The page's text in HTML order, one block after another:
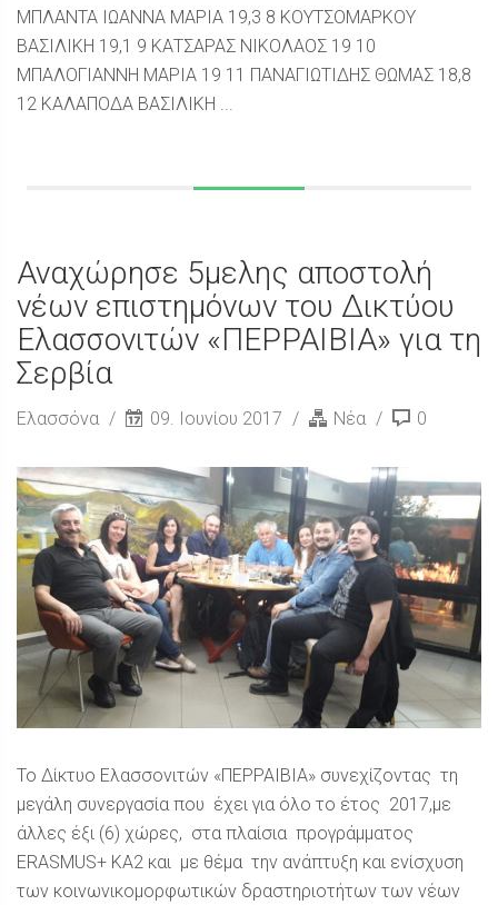
ΜΠΛΑΝΤΑ ΙΩΑΝΝΑ ΜΑΡΙΑ 19,3 8 ΚΟΥΤΣΟΜΑΡΚΟΥ
ΒΑΣΙΛΙΚΗ 19,1 9 ΚΑΤΣΑΡΑΣ ΝΙΚΟΛΑΟΣ 19 10
ΜΠΑΛΟΓΙΑΝΝΗ ΜΑΡΙΑ 19 11 ΠΑΝΑΓΙΩΤΙΔΗΣ ΘΩΜΑΣ 18,8
12 ΚΑΛΑΠΟΔΑ ΒΑΣΙΛΙΚΗ ...
Αναχώρησε 5μελης αποστολή
νέων επιστημόνων του Δικτύου
Ελασσονιτών «ΠΕΡΡΑΙΒΙΑ» για τη
Σερβία
Ελασσόνα 09. Ιουνίου 2017 Νέα 0
Το Δίκτυο Ελασσονιτών «ΠΕΡΡΑΙΒΙΑ» συνεχίζοντας τη
μεγάλη συνεργασία που έχει για όλο το έτος 2017,με
άλλες έξι (6) χώρες, στα πλαίσια προγράμματος
ERASMUS+ ΚΑ2 και με θέμα την ανάπτυξη και ενίσχυση
των κοινωνικομορφωτικών δραστηριοτήτων των νέων